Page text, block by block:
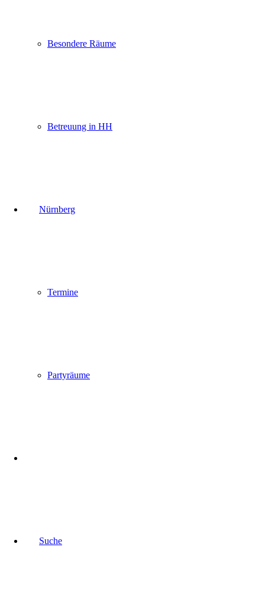
Besondere Räume
Betreuung in HH
Nürnberg
Termine
Partyräume
Suche